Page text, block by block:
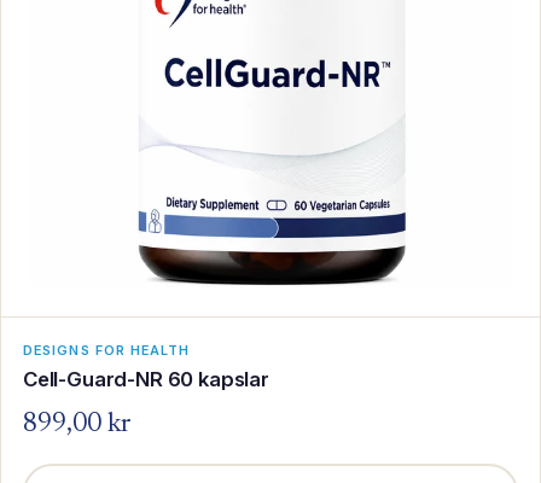
DESIGNS FOR HEALTH
Cell-Guard-NR 60 kapslar
899,00 kr